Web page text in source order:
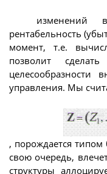
изменений
рентабельность
момент, т.е.
позволит
целесообразности
управления. Мы
, порождается типом
свою очередь,
структуры